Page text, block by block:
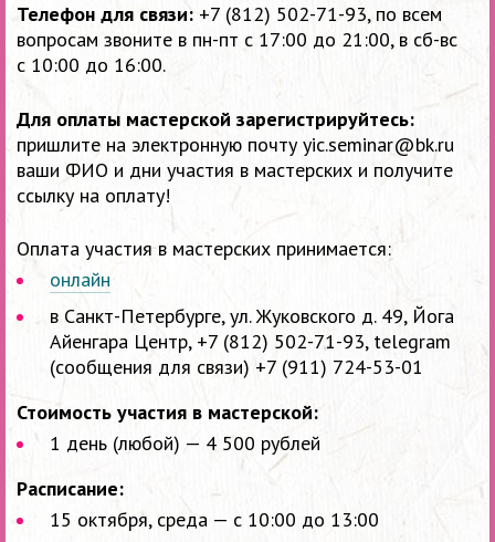
Телефон для связи: +7 (812) 502-71-93, по всем
вопросам звоните в пн-пт с 17:00 до 21:00, в сб-вс
с 10:00 до 16:00.
Для оплаты мастерской зарегистрируйтесь:
пришлите на электронную почту yic.seminar@bk.ru
ваши ФИО и дни участия в мастерских и получите
ссылку на оплату!
Оплата участия в мастерских принимается:
онлайн
в Санкт-Петербурге, ул. Жуковского д. 49, Йога
Айенгара Центр, +7 (812) 502-71-93, telegram
(сообщения для связи) +7 (911) 724-53-01
Стоимость участия в мастерской:
1 день (любой) — 4 500 рублей
Расписание:
15 октября, среда — с 10:00 до 13:00